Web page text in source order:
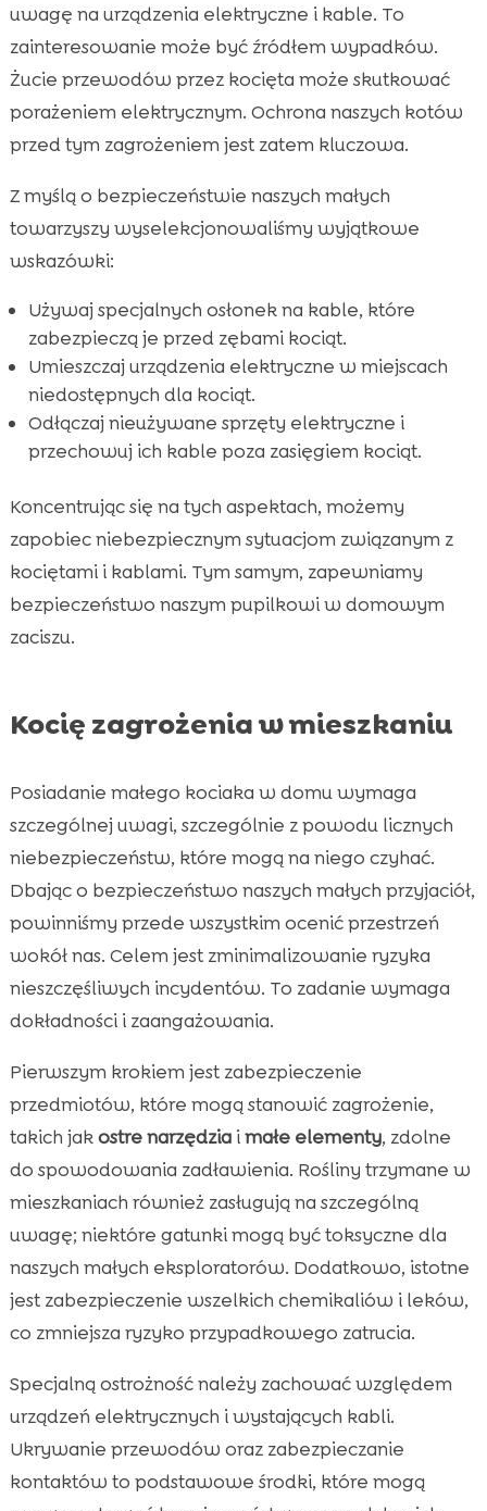
uwagę na urządzenia elektryczne i kable. To
zainteresowanie może być źródłem wypadków.
Żucie przewodów przez kocięta może skutkować
porażeniem elektrycznym. Ochrona naszych kotów
przed tym zagrożeniem jest zatem kluczowa.
Z myślą o bezpieczeństwie naszych małych
towarzyszy wyselekcjonowaliśmy wyjątkowe
wskazówki:
Używaj specjalnych osłonek na kable, które
zabezpieczą je przed zębami kociąt.
Umieszczaj urządzenia elektryczne w miejscach
niedostępnych dla kociąt.
Odłączaj nieużywane sprzęty elektryczne i
przechowuj ich kable poza zasięgiem kociąt.
Koncentrując się na tych aspektach, możemy
zapobiec niebezpiecznym sytuacjom związanym z
kociętami i kablami. Tym samym, zapewniamy
bezpieczeństwo naszym pupilkowi w domowym
zaciszu.
Kocię zagrożenia w mieszkaniu
Posiadanie małego kociaka w domu wymaga
szczególnej uwagi, szczególnie z powodu licznych
niebezpieczeństw, które mogą na niego czyhać.
Dbając o bezpieczeństwo naszych małych przyjaciół,
powinniśmy przede wszystkim ocenić przestrzeń
wokół nas. Celem jest zminimalizowanie ryzyka
nieszczęśliwych incydentów. To zadanie wymaga
dokładności i zaangażowania.
Pierwszym krokiem jest zabezpieczenie
przedmiotów, które mogą stanowić zagrożenie,
takich jakostre narzędziaimałe elementy, zdolne
do spowodowania zadławienia. Rośliny trzymane w
mieszkaniach również zasługują na szczególną
uwagę; niektóre gatunki mogą być toksyczne dla
naszych małych eksploratorów. Dodatkowo, istotne
jest zabezpieczenie wszelkich chemikaliów i leków,
co zmniejsza ryzyko przypadkowego zatrucia.
Specjalną ostrożność należy zachować względem
urządzeń elektrycznych i wystających kabli.
Ukrywanie przewodów oraz zabezpieczanie
kontaktów to podstawowe środki, które mogą